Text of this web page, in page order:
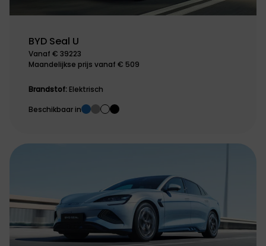
BYD Seal U
Vanaf € 39223
Maandelijkse prijs vanaf € 509
Brandstof: Elektrisch
Beschikbaar in